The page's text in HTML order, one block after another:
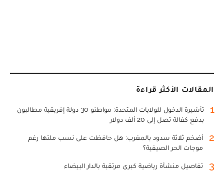
المقالات الأكثر قراءة
1
تأشيرة الدخول للولايات المتحدة: مواطنو 30 دولة إفريقية مطالبون
بدفع كفالة تصل إلى 20 ألف دولار
2
أضخم ثلاثة سدود بالمغرب: هل حافظت على نسب ملئها رغم
موجات الحر الصيفية؟
3 تفاصيل منشأة رياضية كبرى مرتقبة بالدار البيضاء